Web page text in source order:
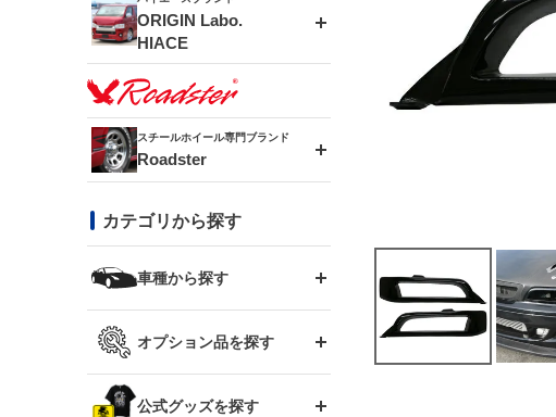
風神(180SX)
雷神(S15)
龍神(チェイサー)
レーシングライン
アタックライン
ストリームライン
リアフェンダー
ブラッシュフェンダー
コンバットアイ
GTウイング
リアウイング
ルーフウイング
MUD-ZEUS
アルミホイール
MUD-SR7
MUD-S7
ボンネット
フェンダー
サイドパーツ
ORIGIN Labo.
HIACE
エアロシリーズ
LUX MODEL SP
LUX MODEL
RUGGER MODEL
GROUND MODEL
オーバーフェンダー
リアウイング
スムージングバンパー
ワイパーガード
スチールホイール専門ブランド
Roadster
DAYTONA-RS
DAYTONA-RS NEO
まつど家 鉄漢
カテゴリから探す
車種から探す
トヨタ
スズキ
オプション品を探す
GTウイング用ラダー
公式グッズを探す